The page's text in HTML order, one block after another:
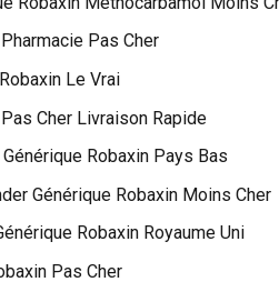
Pas Cher
Le Vrai
Cher Livraison Rapide
Robaxin Pays Bas
Générique Robaxin Moins Cher
Robaxin Royaume Uni
Pas Cher